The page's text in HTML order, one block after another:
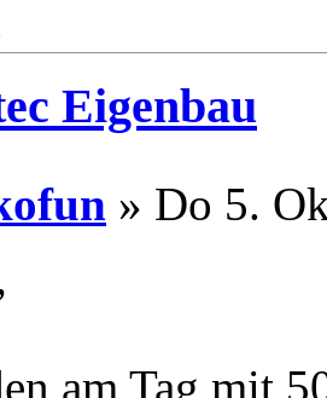
Eigenbau
» Do 5.
am Tag mit